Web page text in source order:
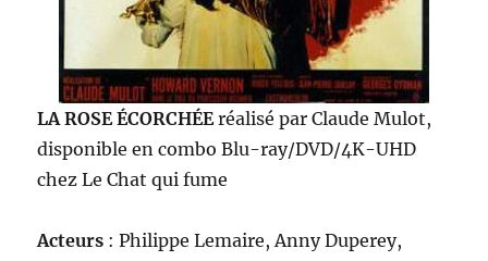
LA ROSE ÉCORCHÉEréalisé par Claude Mulot,
disponible en combo Blu-ray/DVD/4K-UHD
chez Le Chat qui fume
Acteurs : Philippe Lemaire, Anny Duperey,